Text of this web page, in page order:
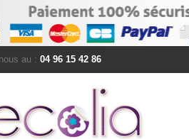
au : 04 96 15 42 86